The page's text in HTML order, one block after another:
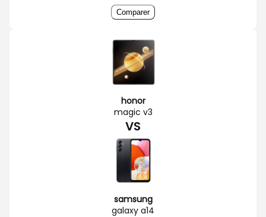
Comparer
honor
magic v3
VS
samsung
galaxy a14